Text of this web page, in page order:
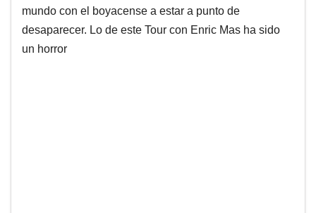
mundo con el boyacense a estar a punto de
desaparecer. Lo de este Tour con Enric Mas ha sido
un horror